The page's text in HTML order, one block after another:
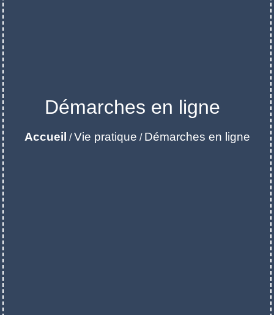
Démarches en ligne
Accueil /Vie pratique / Démarches en ligne